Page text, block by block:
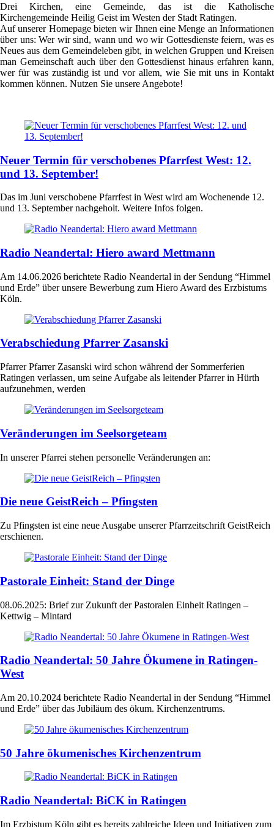
Drei Kirchen, eine Gemeinde, das ist die Katholische
Kirchengemeinde Heilig Geist im Westen der Stadt Ratingen.
Auf unserer Homepage bieten wir Ihnen eine Menge an Informationen
über uns: Wer wir sind, wann und wo wir Gottesdienste feiern, was es
Neues aus dem Gemeindeleben gibt, in welchen Gruppen und Kreisen
man Gemeinschaft auch über den Gottesdienst hinaus erfahren kann,
wer für was zuständig ist und vor allem, wie Sie mit uns in Kontakt
kommen können. Nutzen Sie unsere Angebote!
Neuer Termin für verschobenes Pfarrfest West: 12.
und 13. September!
Das im Juni verschobene Pfarrfest in West wird am Wochenende 12.
und 13. September nachgeholt. Weitere Infos folgen.
Radio Neandertal: Hiero award Mettmann
Am 14.06.2026 berichtete Radio Neandertal in der Sendung “Himmel
und Erde” über unsere Bewerbung zum Hiero Award des Erzbistums
Köln.
Verabschiedung Pfarrer Zasanski
Pfarrer Pfarrer Zasanski wird schon während der Sommerferien
Ratingen verlassen, um seine Aufgabe als leitender Pfarrer in Hürth
aufzunehmen, werden
Veränderungen im Seelsorgeteam
In unserer Pfarrei stehen personelle Veränderungen an:
Die neue GeistReich – Pfingsten
Zu Pfingsten ist eine neue Ausgabe unserer Pfarrzeitschrift GeistReich
erschienen.
Pastorale Einheit: Stand der Dinge
08.06.2025: Brief zur Zukunft der Pastoralen Einheit Ratingen –
Kettwig – Mintard
Radio Neandertal: 50 Jahre Ökumene in Ratingen-
West
Am 20.10.2024 berichtete Radio Neandertal in der Sendung “Himmel
und Erde” über das Jubiläum des ökum. Kirchenzentrums.
50 Jahre ökumenisches Kirchenzentrum
Radio Neandertal: BiCK in Ratingen
Im Erzbistum Köln gibt es bereits zahlreiche Ideen und Initiativen zum